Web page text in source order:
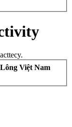
Việt Nam